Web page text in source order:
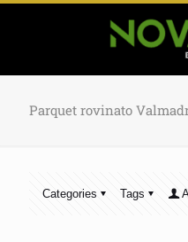
Parquet rovinato
Categories Tags